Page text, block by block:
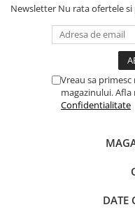
Newsletter Nu rata ofertele
Vreau sa
magazinului.
Confidentialitate
DATE